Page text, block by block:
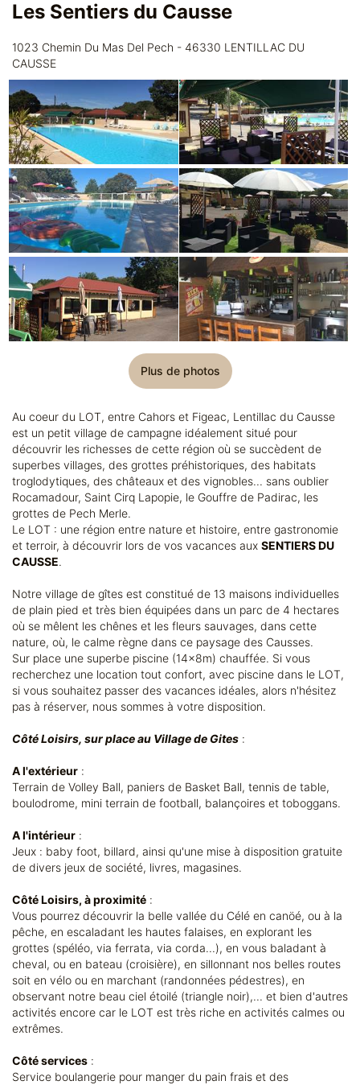
Les Sentiers du Causse
1023 Chemin Du Mas Del Pech - 46330 LENTILLAC DU
CAUSSE
Plus de photos
Au coeur du LOT, entre Cahors et Figeac, Lentillac du Causse
est un petit village de campagne idéalement situé pour
découvrir les richesses de cette région où se succèdent de
superbes villages, des grottes préhistoriques, des habitats
troglodytiques, des châteaux et des vignobles... sans oublier
Rocamadour, Saint Cirq Lapopie, le Gouffre de Padirac, les
grottes de Pech Merle.
Le LOT : une région entre nature et histoire, entre gastronomie
et terroir, à découvrir lors de vos vacances aux SENTIERS DU
CAUSSE.
Notre village de gîtes est constitué de 13 maisons individuelles
de plain pied et très bien équipées dans un parc de 4 hectares
où se mêlent les chênes et les fleurs sauvages, dans cette
nature, où, le calme règne dans ce paysage des Causses.
Sur place une superbe piscine (14x8m) chauffée. Si vous
recherchez une location tout confort, avec piscine dans le LOT,
si vous souhaitez passer des vacances idéales, alors n'hésitez
pas à réserver, nous sommes à votre disposition.
Côté Loisirs, sur place au Village de Gites :
A l'extérieur :
Terrain de Volley Ball, paniers de Basket Ball, tennis de table,
boulodrome, mini terrain de football, balançoires et toboggans.
A l'intérieur :
Jeux : baby foot, billard, ainsi qu'une mise à disposition gratuite
de divers jeux de société, livres, magasines.
Côté Loisirs, à proximité :
Vous pourrez découvrir la belle vallée du Célé en canöé, ou à la
pêche, en escaladant les hautes falaises, en explorant les
grottes (spéléo, via ferrata, via corda...), en vous baladant à
cheval, ou en bateau (croisière), en sillonnant nos belles routes
soit en vélo ou en marchant (randonnées pédestres), en
observant notre beau ciel étoilé (triangle noir),... et bien d'autres
activités encore car le LOT est très riche en activités calmes ou
extrêmes.
Côté services :
Service boulangerie pour manger du pain frais et des